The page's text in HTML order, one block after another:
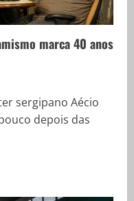
marca 40 anos
sergipano Aécio
depois das